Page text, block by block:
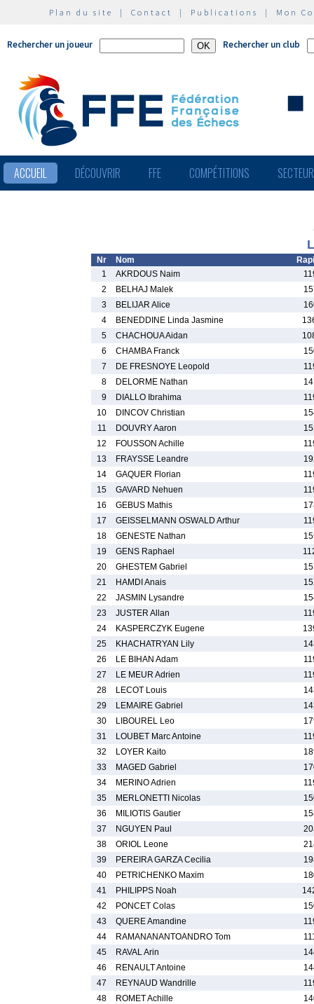
Plan du site | Contact | Publications | Mon
Rechercher un joueur Rechercher un club
ACCUEIL DÉCOUVRIR FFE COMPÉTITIONS
Nr Nom
1
AKRDOUS Naim
2
BELHAJ Malek
3
BELIJAR Alice
4
BENEDDINE Linda Jasmine
5
CHACHOUA Aidan
6
CHAMBA Franck
7
DE FRESNOYE Leopold
8
DELORME Nathan
9
DIALLO Ibrahima
10
DINCOV Christian
11
DOUVRY Aaron
12
FOUSSON Achille
13
FRAYSSE Leandre
14
GAQUER Florian
15
GAVARD Nehuen
16
GEBUS Mathis
17
GEISSELMANN OSWALD Arthur
18
GENESTE Nathan
19
GENS Raphael
20
GHESTEM Gabriel
21
HAMDI Anais
22
JASMIN Lysandre
23
JUSTER Allan
24
KASPERCZYK Eugene
25
KHACHATRYAN Lily
26
LE BIHAN Adam
27
LE MEUR Adrien
28
LECOT Louis
29
LEMAIRE Gabriel
30
LIBOUREL Leo
31
LOUBET Marc Antoine
32
LOYER Kaito
33
MAGED Gabriel
34
MERINO Adrien
35
MERLONETTI Nicolas
36
MILIOTIS Gautier
37
NGUYEN Paul
38
ORIOL Leone
39
PEREIRA GARZA Cecilia
40
PETRICHENKO Maxim
41
PHILIPPS Noah
42
PONCET Colas
43
QUERE Amandine
44
RAMANANANTOANDRO Tom
45
RAVAL Arin
46
RENAULT Antoine
47
REYNAUD Wandrille
48
ROMET Achille